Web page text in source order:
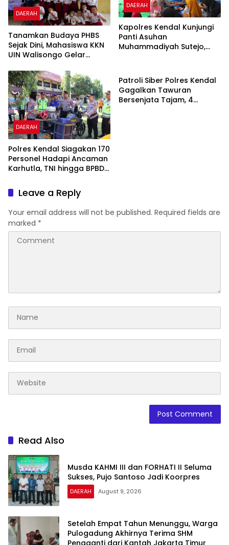
DAERAH
Tanamkan Budaya PHBS
Sejak Dini, Mahasiswa KKN
UIN Walisongo Gelar
Interaktif di SDN 01
Pamriyan
DAERAH
Kapolres Kendal Kunjungi
Panti Asuhan
Muhammadiyah Sutejo,
DAERAH
Polres Kendal Siagakan 170
Personel Hadapi Ancaman
Karhutla, TNI hingga BPBD
Patroli Siber Polres Kendal
Gagalkan Tawuran
Bersenjata Tajam, 4
Leave a Reply
Your email address will not be published. Required fields are
marked *
Read Also
Musda KAHMI III dan FORHATI II Seluma
Sukses, Pujo Santoso Jadi Koorpres
DAERAH August 9, 2026
Setelah Empat Tahun Menunggu, Warga
Pulogadung Akhirnya Terima SHM